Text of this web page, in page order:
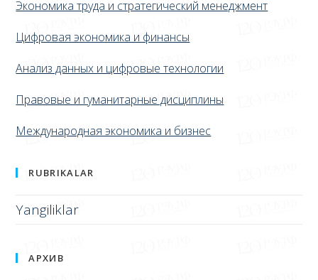
Экономика труда и стратегический менеджмент
Цифровая экономика и финансы
Анализ данных и цифровые технологии
Правовые и гуманитарные дисциплины
Международная экономика и бизнес
RUBRIKALAR
Yangiliklar
АРХИВ